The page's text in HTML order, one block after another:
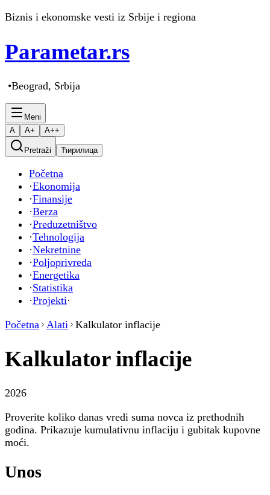
Biznis i ekonomske vesti iz Srbije i regiona
Parametar.rs
•Beograd, Srbija
Meni
A
A+ A++
Pretraži Ћирилица
Početna
·Ekonomija
·Finansije
·Berza
·Preduzetništvo
·Tehnologija
·Nekretnine
·Poljoprivreda
·Energetika
·Statistika
·Projekti·
Početna
Alati Kalkulator inflacije
Kalkulator inflacije
2026
Proverite koliko danas vredi suma novca iz prethodnih
godina. Prikazuje kumulativnu inflaciju i gubitak kupovne
moći.
Unos